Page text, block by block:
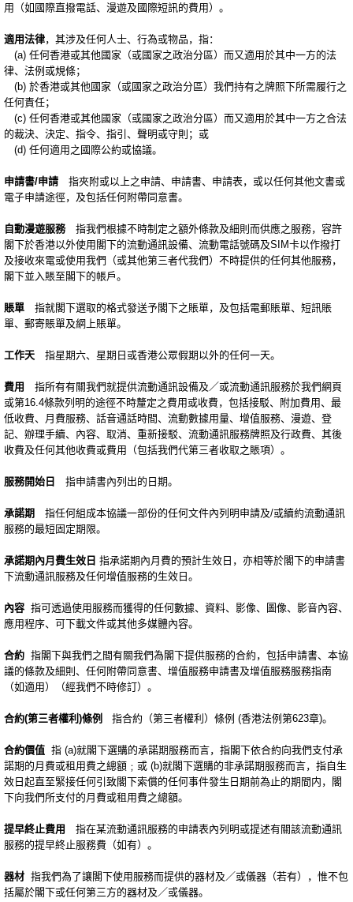
用（如國際直撥電話、漫遊及國際短訊的費用）。
適用法律，其涉及任何人士、行為或物品，指：
(a) 任何香港或其他國家（或國家之政治分區）而又適用於其中一方的法
律、法例或規條；
(b) 於香港或其他國家（或國家之政治分區）我們持有之牌照下所需履行之
任何責任；
(c) 任何香港或其他國家（或國家之政治分區）而又適用於其中一方之合法
的裁決、決定、指令、指引、聲明或守則；或
(d) 任何適用之國際公約或協議。
申請書/申請 指夾附或以上之申請、申請書、申請表，或以任何其他文書或
電子申請途徑，及包括任何附帶同意書。
自動漫遊服務 指我們根據不時制定之額外條款及細則而供應之服務，容許
閣下於香港以外使用閣下的流動通訊設備、流動電話號碼及SIM卡以作撥打
及接收來電或使用我們（或其他第三者代我們）不時提供的任何其他服務，
閣下並入賬至閣下的帳戶。
賬單 指就閣下選取的格式發送予閣下之賬單，及包括電郵賬單、短訊賬
單、郵寄賬單及網上賬單。
工作天 指星期六、星期日或香港公眾假期以外的任何一天。
費用 指所有有關我們就提供流動通訊設備及／或流動通訊服務於我們網頁
或第16.4條款列明的途徑不時釐定之費用或收費，包括接駁、附加費用、最
低收費、月費服務、話音通話時間、流動數據用量、增值服務、漫遊、登
記、辦理手續、內容、取消、重新接駁、流動通訊服務牌照及行政費、其後
收費及任何其他收費或費用（包括我們代第三者收取之賬項）。
服務開始日 指申請書內列出的日期。
承諾期 指任何組成本協議一部份的任何文件內列明申請及/或續約流動通訊
服務的最短固定期限。
承諾期內月費生效日 指承諾期內月費的預計生效日，亦相等於閣下的申請書
下流動通訊服務及任何增值服務的生效日。
內容 指可透過使用服務而獲得的任何數據、資料、影像、圖像、影音內容、
應用程序、可下載文件或其他多媒體內容。
合約 指閣下與我們之間有關我們為閣下提供服務的合約，包括申請書、本協
議的條款及細則、任何附帶同意書、增值服務申請書及增值服務服務指南
（如適用）（經我們不時修訂）。
合約(第三者權利)條例 指合約（第三者權利）條例 (香港法例第623章)。
合約價值 指 (a)就閣下選購的承諾期服務而言，指閣下依合約向我們支付承
諾期的月費或租用費之總額﹔或 (b)就閣下選購的非承諾期服務而言，指自生
效日起直至緊接任何引致閣下索償的任何事件發生日期前為止的期間内，閣
下向我們所支付的月費或租用費之總額。
提早終止費用 指在某流動通訊服務的申請表內列明或提述有關該流動通訊
服務的提早終止服務費（如有）。
器材 指我們為了讓閣下使用服務而提供的器材及／或儀器（若有），惟不包
括屬於閣下或任何第三方的器材及／或儀器。